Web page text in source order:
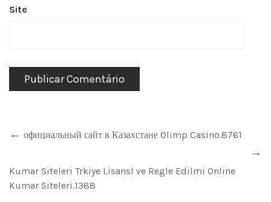
Site
официальный сайт в Казахстане Olimp Casino.8761
Kumar Siteleri Trkiye Lisansl ve Regle Edilmi Online
Kumar Siteleri.1388